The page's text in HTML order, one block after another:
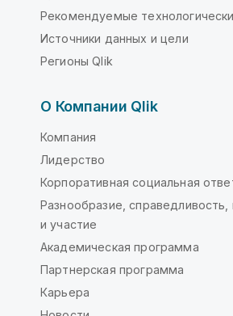
Рекомендуемые
Источники данных и цели
Регионы Qlik
О Компании Qlik
Компания
Лидерство
Корпоративная социальная
Разнообразие, справедливость,
и участие
Академическая программа
Партнерская программа
Карьера